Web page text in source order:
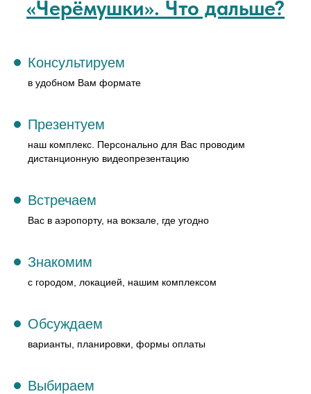
«Черёмушки». Что дальше?
Консультируем
в удобном Вам формате
Презентуем
наш комплекс. Персонально для Вас проводим
дистанционную видеопрезентацию
Встречаем
Вас в аэропорту, на вокзале, где угодно
Знакомим
с городом, локацией, нашим комплексом
Обсуждаем
варианты, планировки, формы оплаты
Выбираем